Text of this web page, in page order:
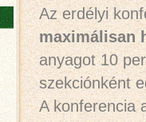
Az erdélyi
maximálisan
anyagot 10
szekciónként
A konferencia